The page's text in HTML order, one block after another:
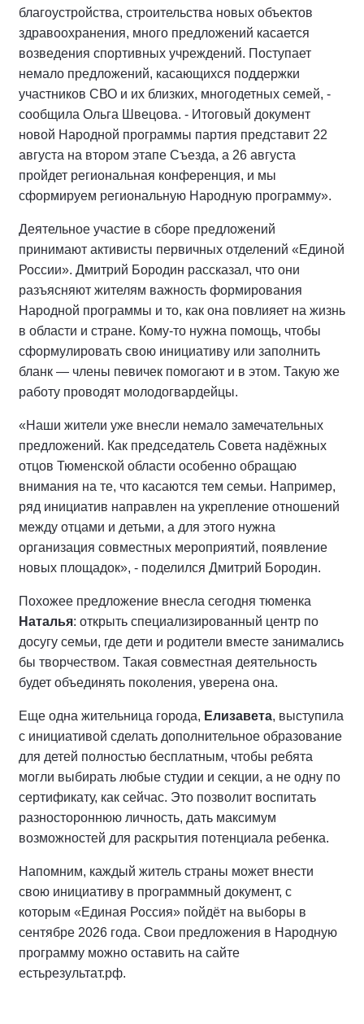
благоустройства, строительства новых объектов
здравоохранения, много предложений касается
возведения спортивных учреждений. Поступает
немало предложений, касающихся поддержки
участников СВО и их близких, многодетных семей, -
сообщила Ольга Швецова. - Итоговый документ
новой Народной программы партия представит 22
августа на втором этапе Съезда, а 26 августа
пройдет региональная конференция, и мы
сформируем региональную Народную программу».
Деятельное участие в сборе предложений
принимают активисты первичных отделений «Единой
России». Дмитрий Бородин рассказал, что они
разъясняют жителям важность формирования
Народной программы и то, как она повлияет на жизнь
в области и стране. Кому-то нужна помощь, чтобы
сформулировать свою инициативу или заполнить
бланк — члены певичек помогают и в этом. Такую же
работу проводят молодогвардейцы.
«Наши жители уже внесли немало замечательных
предложений. Как председатель Совета надёжных
отцов Тюменской области особенно обращаю
внимания на те, что касаются тем семьи. Например,
ряд инициатив направлен на укрепление отношений
между отцами и детьми, а для этого нужна
организация совместных мероприятий, появление
новых площадок», - поделился Дмитрий Бородин.
Похожее предложение внесла сегодня тюменка
Наталья: открыть специализированный центр по
досугу семьи, где дети и родители вместе занимались
бы творчеством. Такая совместная деятельность
будет объединять поколения, уверена она.
Еще одна жительница города, Елизавета, выступила
с инициативой сделать дополнительное образование
для детей полностью бесплатным, чтобы ребята
могли выбирать любые студии и секции, а не одну по
сертификату, как сейчас. Это позволит воспитать
разностороннюю личность, дать максимум
возможностей для раскрытия потенциала ребенка.
Напомним, каждый житель страны может внести
свою инициативу в программный документ, с
которым «Единая Россия» пойдёт на выборы в
сентябре 2026 года. Свои предложения в Народную
программу можно оставить на сайте
естьрезультат.рф.